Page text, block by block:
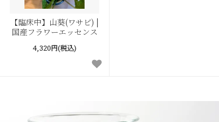
【臨床中】山葵(ワサビ) |
国産フラワーエッセンス
4,320円(税込)